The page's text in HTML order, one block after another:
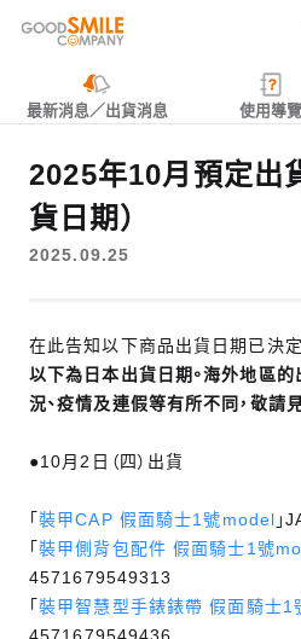
最新消息／出貨消息 使用導覽
2025年10月預定出
貨日期）
2025.09.25
在此告知以下商品出貨日期已決定
以下為日本出貨日期。海外地區
況、疫情及連假等有所不同，敬請見
●10月2日（四）出貨
「裝甲CAP 假面騎士1號model 」
「裝甲側背包配件 假面騎士1號
4571679549313
「裝甲智慧型手錶錶帶 假面騎士